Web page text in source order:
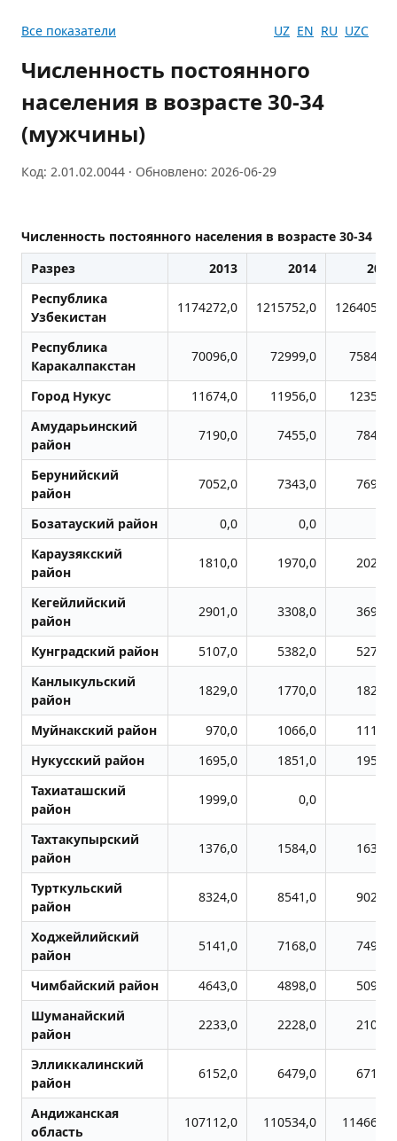
Все показатели UZ EN RU UZC
Численность постоянного
населения в возрасте 30-34
(мужчины)
Код: 2.01.02.0044 · Обновлено: 2026-06-29
Численность постоянного населения в возрасте 30-34
Разрез
2013 2014
2015
Республика
Узбекистан
1174272,0 1215752,0 1264051,0
Республика
Каракалпакстан
70096,0 72999,0 75848,0
Город Нукус 11674,0 11956,0
12355,0
Амударьинский
район
7190,0 7455,0 7843,0
Берунийский
район
7052,0 7343,0 7698,0
Бозатауский район 0,0 0,0
Караузякский
район
1810,0 1970,0 2026,0
Кегейлийский
район
2901,0 3308,0 3693,0
Кунградский район 5107,0 5382,0
5272,0
Канлыкульский
район
1829,0 1770,0 1824,0
Муйнакский район 970,0 1066,0
1113,0
Нукусский район
1695,0 1851,0
1951,0
Тахиаташский
район
1999,0 0,0
Тахтакупырский
район
1376,0 1584,0 1639,0
Турткульский
район
8324,0 8541,0 9023,0
Ходжейлийский
район
5141,0 7168,0 7496,0
Чимбайский район 4643,0 4898,0
5092,0
Шуманайский
район
2233,0 2228,0 2106,0
Элликкалинский
район
6152,0 6479,0 6717,0
Андижанская
область
107112,0 110534,0 114668,0